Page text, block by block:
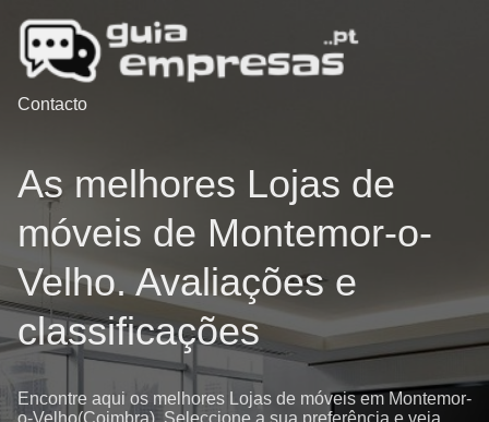
Contacto
As melhores Lojas de
móveis de Montemor-o-
Velho. Avaliações e
classificações
Encontre aqui os melhores Lojas de móveis em Montemor-
o-Velho(Coimbra). Seleccione a sua preferência e veja